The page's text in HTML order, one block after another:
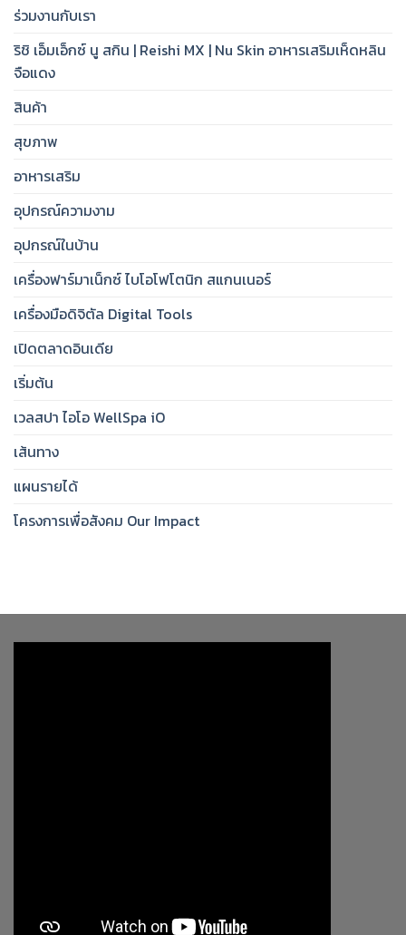
ร่วมงานกับเรา
ริชิ เอ็มเอ็กซ์ นู สกิน | Reishi MX | Nu Skin อาหารเสริมเห็ดหลิน
จือแดง
สินค้า
สุขภาพ
อาหารเสริม
อุปกรณ์ความงาม
อุปกรณ์ในบ้าน
เครื่องฟาร์มาเน็กซ์ ไบโอโฟโตนิก สแกนเนอร์
เครื่องมือดิจิตัล Digital Tools
เปิดตลาดอินเดีย
เริ่มต้น
เวลสปา ไอโอ WellSpa iO
เส้นทาง
แผนรายได้
โครงการเพื่อสังคม Our Impact